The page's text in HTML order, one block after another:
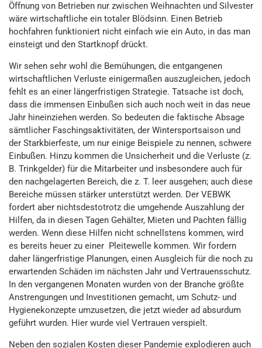
Öffnung von Betrieben nur zwischen Weihnachten und Silvester
wäre wirtschaftliche ein totaler Blödsinn. Einen Betrieb
hochfahren funktioniert nicht einfach wie ein Auto, in das man
einsteigt und den Startknopf drückt.
Wir sehen sehr wohl die Bemühungen, die entgangenen
wirtschaftlichen Verluste einigermaßen auszugleichen, jedoch
fehlt es an einer längerfristigen Strategie. Tatsache ist doch,
dass die immensen Einbußen sich auch noch weit in das neue
Jahr hineinziehen werden. So bedeuten die faktische Absage
sämtlicher Faschingsaktivitäten, der Wintersportsaison und
der Starkbierfeste, um nur einige Beispiele zu nennen, schwere
Einbußen. Hinzu kommen die Unsicherheit und die Verluste (z.
B. Trinkgelder) für die Mitarbeiter und insbesondere auch für
den nachgelagerten Bereich, die z. T. leer ausgehen; auch diese
Bereiche müssen stärker unterstützt werden. Der VEBWK
fordert aber nichtsdestotrotz die umgehende Auszahlung der
Hilfen, da in diesen Tagen Gehälter, Mieten und Pachten fällig
werden. Wenn diese Hilfen nicht schnellstens kommen, wird
es bereits heuer zu einer Pleitewelle kommen. Wir fordern
daher längerfristige Planungen, einen Ausgleich für die noch zu
erwartenden Schäden im nächsten Jahr und Vertrauensschutz.
In den vergangenen Monaten wurden von der Branche größte
Anstrengungen und Investitionen gemacht, um Schutz- und
Hygienekonzepte umzusetzen, die jetzt wieder ad absurdum
geführt wurden. Hier wurde viel Vertrauen verspielt.
Neben den sozialen Kosten dieser Pandemie explodieren auch